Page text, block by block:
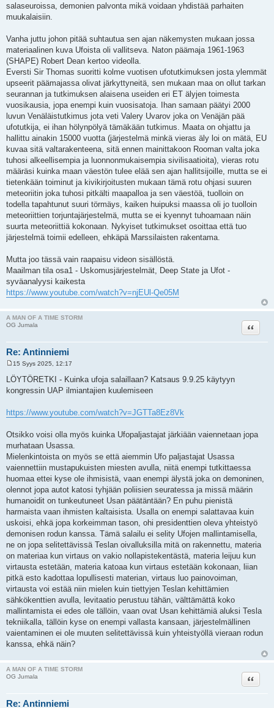
salaseuroissa, demonien palvonta mikä voidaan yhdistää parhaiten
muukalaisiin.
Vanha juttu johon pitää suhtautua sen ajan näkemysten mukaan jossa
materiaalinen kuva Ufoista oli vallitseva. Naton päämaja 1961-1963
(SHAPE) Robert Dean kertoo videolla.
Eversti Sir Thomas suoritti kolme vuotisen ufotutkimuksen josta ylemmät
upseerit päämajassa olivat järkyttyneitä, sen mukaan maa on ollut tarkan
seurannan ja tutkimuksen alaisena useiden eri ET älyjen toimesta
vuosikausia, jopa enempi kuin vuosisatoja. Ihan samaan päätyi 2000
luvun Venäläistutkimus jota veti Valery Uvarov joka on Venäjän pää
ufotutkija, ei ihan hölynpölyä tämäkään tutkimus. Maata on ohjattu ja
hallittu ainakin 15000 vuotta (järjestelmä minkä vieras äly loi on mätä, EU
kuvaa sitä valtarakenteena, sitä ennen mainittakoon Rooman valta joka
tuhosi alkeellisempia ja luonnonmukaisempia sivilisaatioita), vieras rotu
määräsi kuinka maan väestön tulee elää sen ajan hallitsijoille, mutta se ei
tietenkään toiminut ja kivikirjoitusten mukaan tämä rotu ohjasi suuren
meteoriitin joka tuhosi pitkälti maapalloa ja sen väestöä, tuolloin on
todella tapahtunut suuri törmäys, kaiken huipuksi maassa oli jo tuolloin
meteoriittien torjuntajärjestelmä, mutta se ei kyennyt tuhoamaan näin
suurta meteoriittiä kokonaan. Nykyiset tutkimukset osoittaa että tuo
järjestelmä toimii edelleen, ehkäpä Marssilaisten rakentama.
Mutta joo tässä vain raapaisu videon sisällöstä.
Maailman tila osa1 - Uskomusjärjestelmät, Deep State ja Ufot -
syväanalyysi kaikesta
https://www.youtube.com/watch?v=njEUl-Qe05M
A MAN OF A TIME STORM
OG Jumala
Re: Antinniemi
Lainaa
i
e
s
15 Syys 2025, 12:17
LÖYTÖRETKI - Kuinka ufoja salaillaan? Katsaus 9.9.25 käytyyn
kongressin UAP ilmiantajien kuulemiseen
https://www.youtube.com/watch?v=JGTTa8Ez8Vk
Otsikko voisi olla myös kuinka Ufopaljastajat järkiään vaiennetaan jopa
murhataan Usassa.
Mielenkintoista on myös se että aiemmin Ufo paljastajat Usassa
vaiennettiin mustapukuisten miesten avulla, niitä enempi tutkittaessa
huomaa ettei kyse ole ihmisistä, vaan enempi älystä joka on demoninen,
olennot jopa autot katosi tyhjään poliisien seuratessa ja missä määrin
humanoidit on tunkeutuneet Usan päätäntään? En puhu pienistä
harmaista vaan ihmisten kaltaisista. Usalla on enempi salattavaa kuin
uskoisi, ehkä jopa korkeimman tason, ohi presidenttien oleva yhteistyö
demonisen rodun kanssa. Tämä salailu ei selity Ufojen mallintamisella,
ne on jopa selitettävissä Teslan oivalluksilla mitä on rakennettu, materia
on materiaa kun virtaus on vakio nollapistekentästä, materia leijuu kun
virtausta estetään, materia katoaa kun virtaus estetään kokonaan, liian
pitkä esto kadottaa lopullisesti materian, virtaus luo painovoiman,
virtausta voi estää niin mielen kuin tiettyjen Teslan kehittämien
sähkökenttien avulla, levitaatio perustuu tähän, välttämättä koko
mallintamista ei edes ole tällöin, vaan ovat Usan kehittämiä aluksi Tesla
tekniikalla, tällöin kyse on enempi vallasta kansaan, järjestelmällinen
vaientaminen ei ole muuten selitettävissä kuin yhteistyöllä vieraan rodun
kanssa, ehkä näin?
A MAN OF A TIME STORM
OG Jumala
Re: Antinniemi
Lainaa